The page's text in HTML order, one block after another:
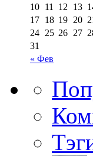
« Фев
10 11 12 13
17 18 19 20
24 25 26 27
31